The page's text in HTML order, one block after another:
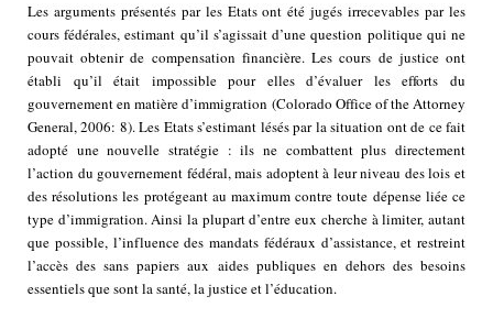
Les arguments présentés par les Etats ont été jugés irrecevables par les
cours fédérales, estimant qu’il s’agissait d’une question politique qui ne
pouvait obtenir de compensation financière. Les cours de justice ont
établi qu’il était impossible pour elles d’évaluer les efforts du
gouvernement en matière d’immigration (Colorado Office of the Attorney
General, 2006: 8). Les Etats s’estimant lésés par la situation ont de ce fait
adopté une nouvelle stratégie : ils ne combattent plus directement
l’action du gouvernement fédéral, mais adoptent à leur niveau des lois et
des résolutions les protégeant au maximum contre toute dépense liée ce
type d’immigration. Ainsi la plupart d’entre eux cherche à limiter, autant
que possible, l’influence des mandats fédéraux d’assistance, et restreint
l’accès des sans papiers aux aides publiques en dehors des besoins
essentiels que sont la santé, la justice et l’éducation.